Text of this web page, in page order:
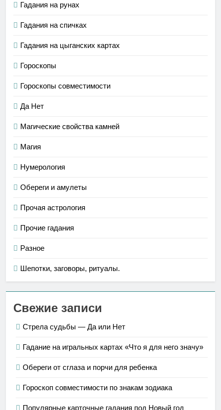
Гадания на рунах
Гадания на спичках
Гадания на цыганских картах
Гороскопы
Гороскопы совместимости
Да Нет
Магические свойства камней
Магия
Нумерология
Обереги и амулеты
Прочая астрология
Прочие гадания
Разное
Шепотки, заговоры, ритуалы.
Свежие записи
Стрела судьбы — Да или Нет
Гадание на игральных картах «Что я для него значу»
Обереги от сглаза и порчи для ребенка
Гороскоп совместимости по знакам зодиака
Популярные карточные гадания под Новый год